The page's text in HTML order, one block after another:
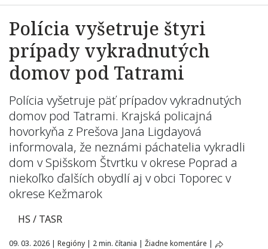
Polícia vyšetruje štyri
prípady vykradnutých
domov pod Tatrami
Polícia vyšetruje päť prípadov vykradnutých
domov pod Tatrami. Krajská policajná
hovorkyňa z Prešova Jana Ligdayová
informovala, že neznámi páchatelia vykradli
dom v Spišskom Štvrtku v okrese Poprad a
niekoľko ďalších obydlí aj v obci Toporec v
okrese Kežmarok
HS / TASR
09. 03. 2026 | Regióny | 2 min. čítania | Žiadne komentáre |